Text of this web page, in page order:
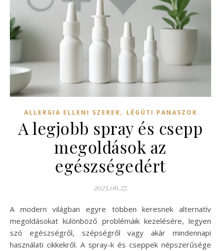
ALLERGIA ELLENI SZEREK, LÉGÚTI PANASZOK
A legjobb spray és csepp
megoldások az
egészségedért
2025.06.27.
A modern világban egyre többen keresnek alternatív
megoldásokat különböző problémáik kezelésére, legyen
szó egészségről, szépségről vagy akár mindennapi
használati cikkekről. A spray-k és cseppek népszerűsége